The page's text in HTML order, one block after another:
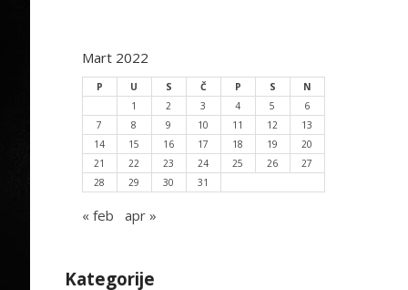
Mart 2022
P U S Č P S
N
1
2 3 4 5
6
7
8 9 10 11 12
13
14
15 16 17 18 19
20
21
22 23 24 25 26
27
28
29 30 31
« feb apr »
Kategorije